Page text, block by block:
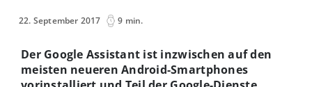
22. September 2017 9 min.
Der Google Assistant ist inzwischen auf den
meisten neueren Android-Smartphones